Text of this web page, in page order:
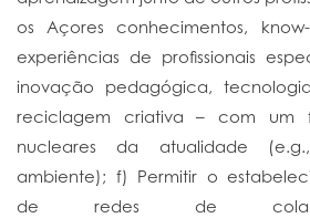
os Açores conhecimentos,
experiências de profissionais
inovação pedagógica,
reciclagem criativa – com um
nucleares da atualidade
ambiente); f) Permitir o
de redes de